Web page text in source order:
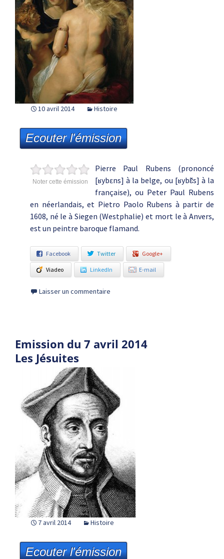
10 avril 2014 Histoire
Ecouter l'émission
Noter cette émission
Pierre Paul Rubens (prononcé
[ʁybɛns] à la belge, ou [ʁybɛ̃s] à la
française), ou Peter Paul Rubens
en néerlandais, et Pietro Paolo Rubens à partir de
1608, né le à Siegen (Westphalie) et mort le à Anvers,
est un peintre baroque flamand.
Facebook Twitter Google+
Viadeo LinkedIn E-mail
Laisser un commentaire
Emission du 7 avril 2014
Les Jésuites
7 avril 2014 Histoire
Ecouter l'émission